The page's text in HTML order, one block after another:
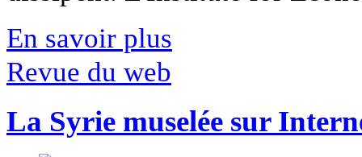
En savoir plus
Revue du web
La Syrie muselée sur